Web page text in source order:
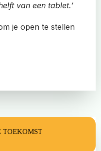
van een tablet.’
je open te stellen
TOEKOMST